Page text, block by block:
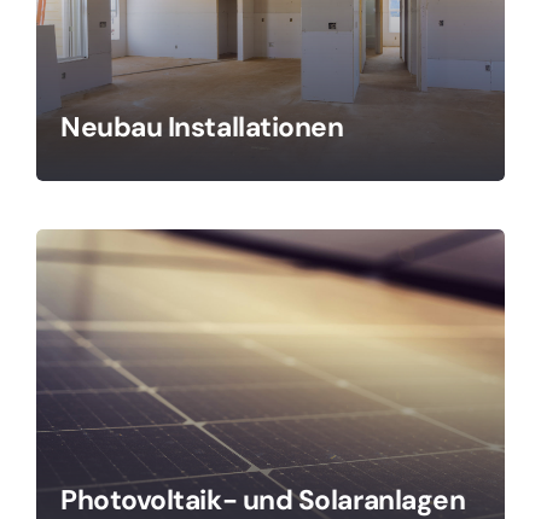
Neubau Installationen
Photovoltaik- und Solaranlagen